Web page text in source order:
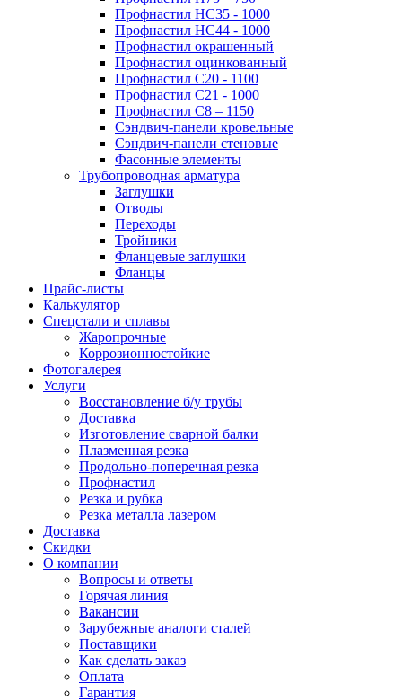
Профнастил НС35 - 1000
Профнастил НС44 - 1000
Профнастил окрашенный
Профнастил оцинкованный
Профнастил С20 - 1100
Профнастил С21 - 1000
Профнастил С8 – 1150
Сэндвич-панели кровельные
Сэндвич-панели стеновые
Фасонные элементы
Трубопроводная арматура
Заглушки
Отводы
Переходы
Тройники
Фланцевые заглушки
Фланцы
Прайс-листы
Калькулятор
Спецстали и сплавы
Жаропрочные
Коррозионностойкие
Фотогалерея
Услуги
Восстановление б/у трубы
Доставка
Изготовление сварной балки
Плазменная резка
Продольно-поперечная резка
Профнастил
Резка и рубка
Резка металла лазером
Доставка
Скидки
О компании
Вопросы и ответы
Горячая линия
Вакансии
Зарубежные аналоги сталей
Поставщики
Как сделать заказ
Оплата
Гарантия